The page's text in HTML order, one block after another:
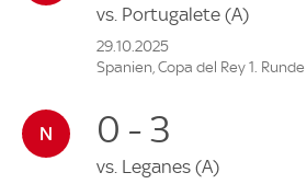
vs. Portugalete (A)
29.10.2025
Spanien, Copa del Rey 1. Runde
0 - 3
vs. Leganes (A)